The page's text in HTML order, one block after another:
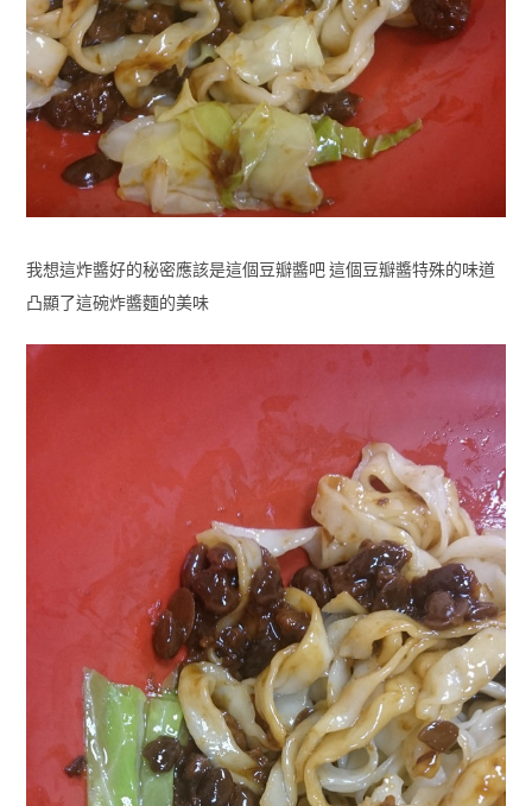
我想這炸醬好的秘密應該是這個豆瓣醬吧 這個豆瓣醬特殊的味道
凸顯了這碗炸醬麵的美味